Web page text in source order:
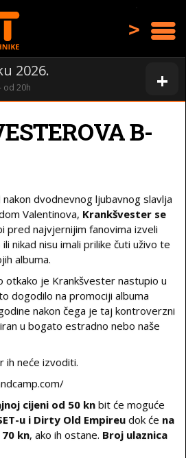
>
+
2026.
od 20h
B-
nakon dvodnevnog ljubavnog slavlja
Valentinova, Krankšvester se
pred najvjernijim fanovima izveli
nikad nisu imali prilike čuti uživo te
albuma.
otkako je Krankšvester nastupio u
dogodilo na promociji albuma
nakon čega je taj kontroverzni
u bogato estradno nebo naše
ih neće izvoditi.
cijeni od 50 kn bit će moguće
u i Dirty Old Empireu dok će na
kn, ako ih ostane. Broj ulaznica